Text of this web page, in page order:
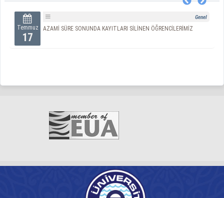
Temmuz
17
Genel
AZAMİ SÜRE SONUNDA KAYITLARI SİLİNEN ÖĞRENCİLERİMİZ